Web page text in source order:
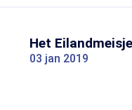
Het
03 jan 2019